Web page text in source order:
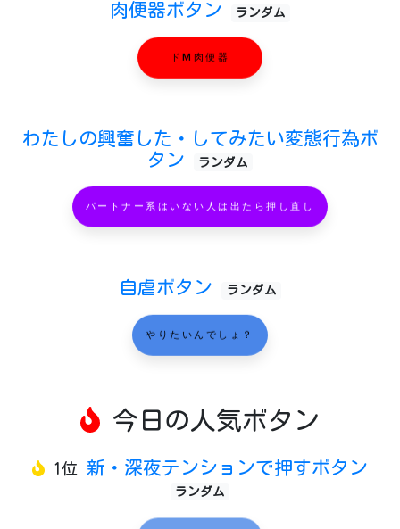
肉便器ボタン ランダム
ドM肉便器
わたしの興奮した・してみたい変態行為ボ
タン
ランダム
パートナー系はいない人は出たら押し直し
自虐ボタン ランダム
やりたいんでしょ？
今日の人気ボタン
1位 新・深夜テンションで押すボタン
ランダム